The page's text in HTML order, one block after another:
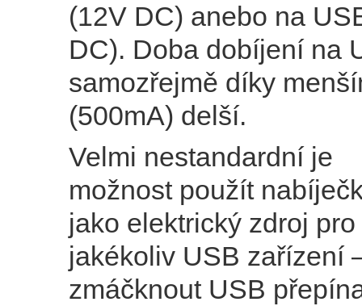
(12V DC) anebo na
DC). Doba dobíjení na
samozřejmě díky
(500mA) delší.
Velmi nestandardní je
možnost použít
jako elektrický zdroj pro
jakékoliv USB zařízení
zmáčknout USB